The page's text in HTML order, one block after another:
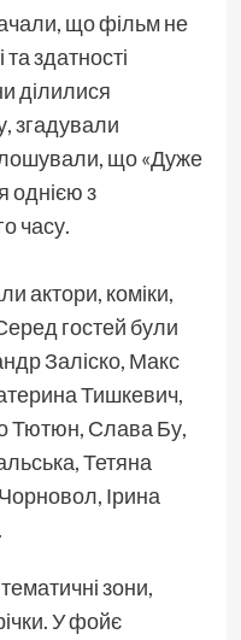
що фільм не
здатності
ділилися
згадували
що «Дуже
однією з
часу.
актори, коміки,
гостей були
Заліско, Макс
Тишкевич,
Тютюн, Слава Бу,
Тетяна
Ірина
зони,
У фойє